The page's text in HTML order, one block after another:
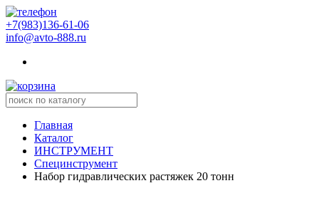
+7(983)136-61-06
info@avto-888.ru
Главная
Каталог
ИНСТРУМЕНТ
Специнструмент
Набор гидравлических растяжек 20 тонн